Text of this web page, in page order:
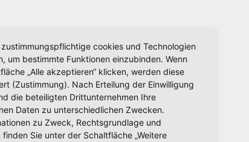
cookies und Technologien
um bestimmte Funktionen einzubinden. Wenn
„Alle akzeptieren“ klicken, werden diese
(Zustimmung). Nach Erteilung der Einwilligung
die beteiligten Drittunternehmen Ihre
Daten zu unterschiedlichen Zwecken.
zu Zweck, Rechtsgrundlage und
Sie unter der Schaltfläche „Weitere